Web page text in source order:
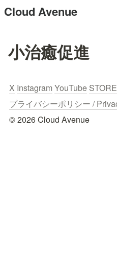
Cloud Avenue
小治癒促進
X Instagram YouTube
プライバシーポリシー /
© 2026 Cloud Avenue